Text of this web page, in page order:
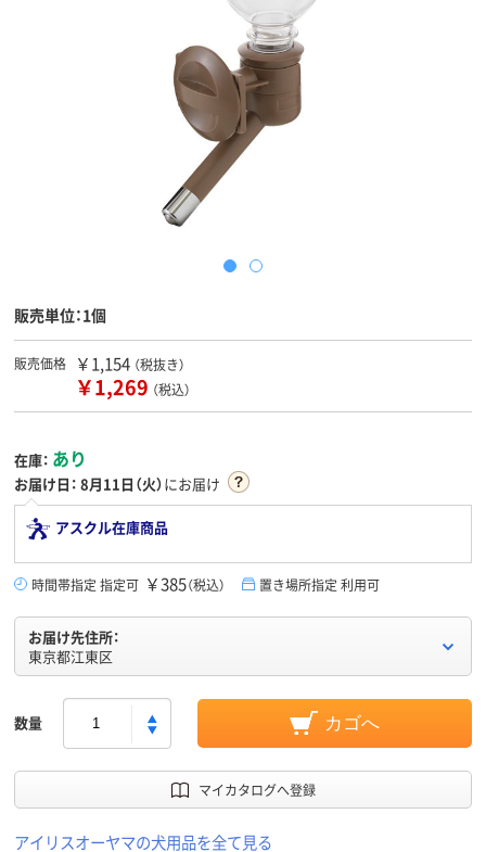
販売単位：1個
販売価格 ￥1,154 （税抜き）
￥1,269 （税込）
在庫： あり
お届け日： 8月11日（火）にお届け
アスクル在庫商品
時間帯指定 指定可 ￥385（税込） 置き場所指定 利用可
お届け先住所：
東京都江東区
数量 カゴへ
マイカタログへ登録
アイリスオーヤマの犬用品を全て見る